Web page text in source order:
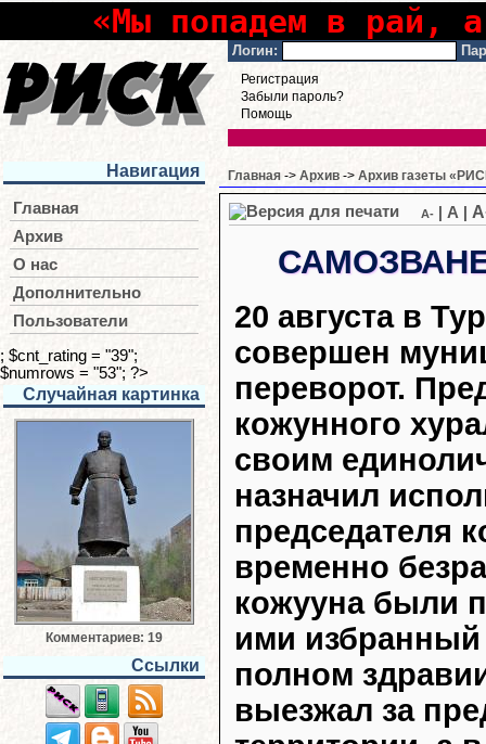
«Мы попадем в рай,
Логин:
Регистрация
Забыли пароль?
Помощь
Навигация
Главная
Архив
О нас
Дополнительно
Пользователи
; $cnt_rating = "39";
$numrows = "53"; ?>
Случайная картинка
Комментариев: 19
Ссылки
Главная -> Архив -> Архив газеты
A- A
20 августа в
совершен
переворот.
кожунного
своим
назначил
председателя
временно
кожууна были
ими избранный
полном
выезжал за